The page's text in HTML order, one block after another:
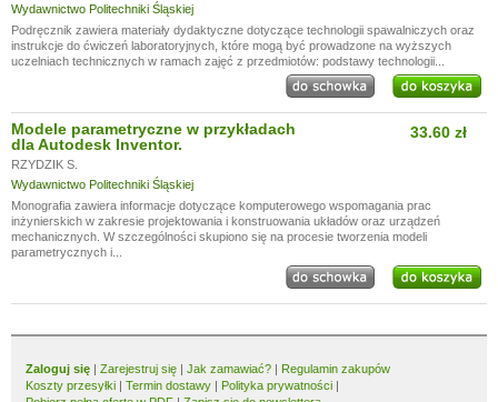
Wydawnictwo Politechniki Śląskiej
Podręcznik zawiera materiały dydaktyczne dotyczące technologii spawalniczych oraz
instrukcje do ćwiczeń laboratoryjnych, które mogą być prowadzone na wyższych
uczelniach technicznych w ramach zajęć z przedmiotów: podstawy technologii...
Modele parametryczne w przykładach
dla Autodesk Inventor.
RZYDZIK S.
Wydawnictwo Politechniki Śląskiej
33.60 zł
Monografia zawiera informacje dotyczące komputerowego wspomagania prac
inżynierskich w zakresie projektowania i konstruowania układów oraz urządzeń
mechanicznych. W szczególności skupiono się na procesie tworzenia modeli
parametrycznych i...
Zaloguj się | Zarejestruj się | Jak zamawiać? | Regulamin zakupów
Koszty przesyłki | Termin dostawy | Polityka prywatności |